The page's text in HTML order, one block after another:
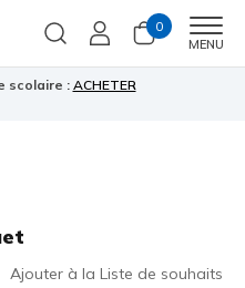
0
MENU
pour les membres
Ajouter à la Liste de souhaits